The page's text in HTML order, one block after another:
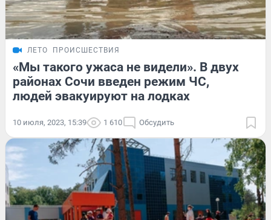
ЛЕТО ПРОИСШЕСТВИЯ
«Мы такого ужаса не видели». В двух
районах Сочи введен режим ЧС,
людей эвакуируют на лодках
10 июля, 2023, 15:39 1 610 Обсудить